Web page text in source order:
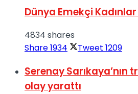
Dünya Emekçi
4834 shares
Share1934 Tweet 1209
Serenay Sarıkaya’nın
olay yarattı